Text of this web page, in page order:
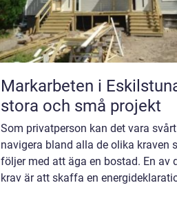
Markarbeten i
stora och små projekt
Som privatperson kan det vara
navigera bland alla de olika kraven
följer med att äga en bostad. En av
krav är att skaffa en